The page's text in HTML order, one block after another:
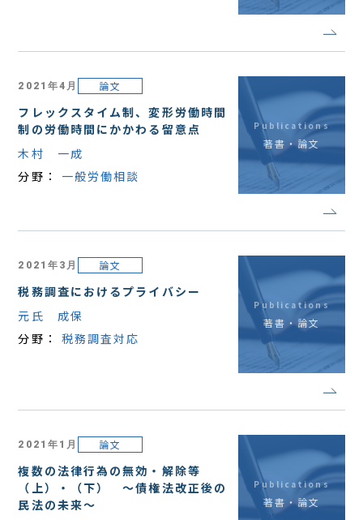
2021年4月 論文
フレックスタイム制、変形労働時間
制の労働時間にかかわる留意点
木村 一成
分野： 一般労働相談
Publications
著書・論文
2021年3月 論文
税務調査におけるプライバシー
元氏 成保
分野： 税務調査対応
Publications
著書・論文
2021年1月 論文
複数の法律行為の無効・解除等
（上）・（下） ～債権法改正後の
民法の未来～
Publications
著書・論文